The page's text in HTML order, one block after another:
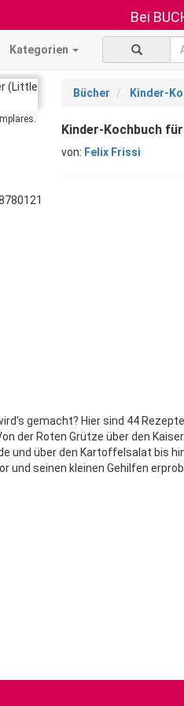
Bei
Kategorien
Bücher Kinder-
Kinder-Kochbuch
von: Felix Frissi
gemacht? Hier sind 44
der Roten Grütze über den
und über den Kartoffelsalat bis
und seinen kleinen Gehilfen